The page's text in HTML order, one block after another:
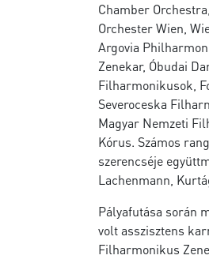
Chamber
Orchester Wien,
Argovia
Zenekar, Óbudai
Filharmonikusok,
Severoceska
Magyar Nemzeti
Kórus. Számos
szerencséje
Lachenmann,
Pályafutása során
volt asszisztens
Filharmonikus